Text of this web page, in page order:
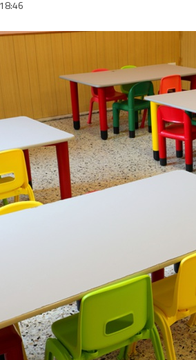
18:46